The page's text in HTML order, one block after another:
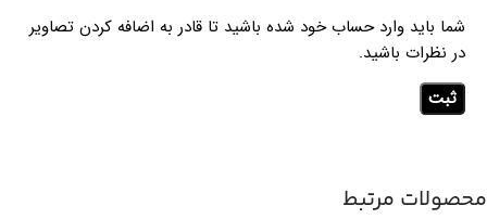
شما باید وارد حساب خود شده باشید تا قادر به اضافه کردن تصاویر
در نظرات باشید.
محصولات مرتبط